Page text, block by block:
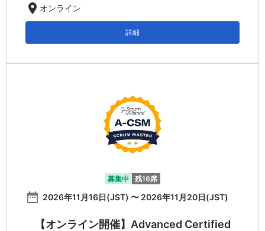
location_on オンライン
詳細
募集中 残16席
date_range 2026年11月16日(JST) 〜 2026年11月20日(JST)
【オンライン開催】Advanced Certified